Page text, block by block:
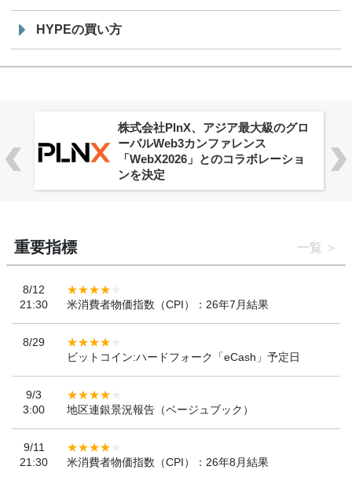
HYPEの買い方
株式会社PlnX、アジア最大級のグロ
ーバルWeb3カンファレンス
「WebX2026」とのコラボレーショ
ンを決定
重要指標 一覧
8/12
21:30
米消費者物価指数（CPI）：26年7月結果
8/29
ビットコイン:ハードフォーク「eCash」予定日
9/3
3:00
地区連銀景況報告（ベージュブック）
9/11
21:30
米消費者物価指数（CPI）：26年8月結果